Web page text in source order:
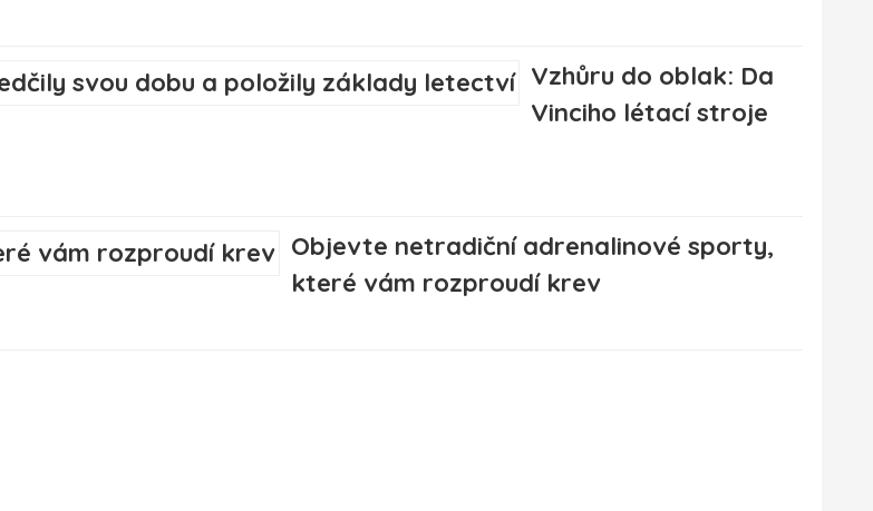
Vzhůru do oblak: Da
Vinciho létací stroje
Objevte netradiční adrenalinové sporty,
které vám rozproudí krev